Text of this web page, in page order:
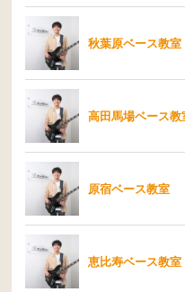
秋葉原ベース教室
高田馬場ベース教
原宿ベース教室
恵比寿ベース教室